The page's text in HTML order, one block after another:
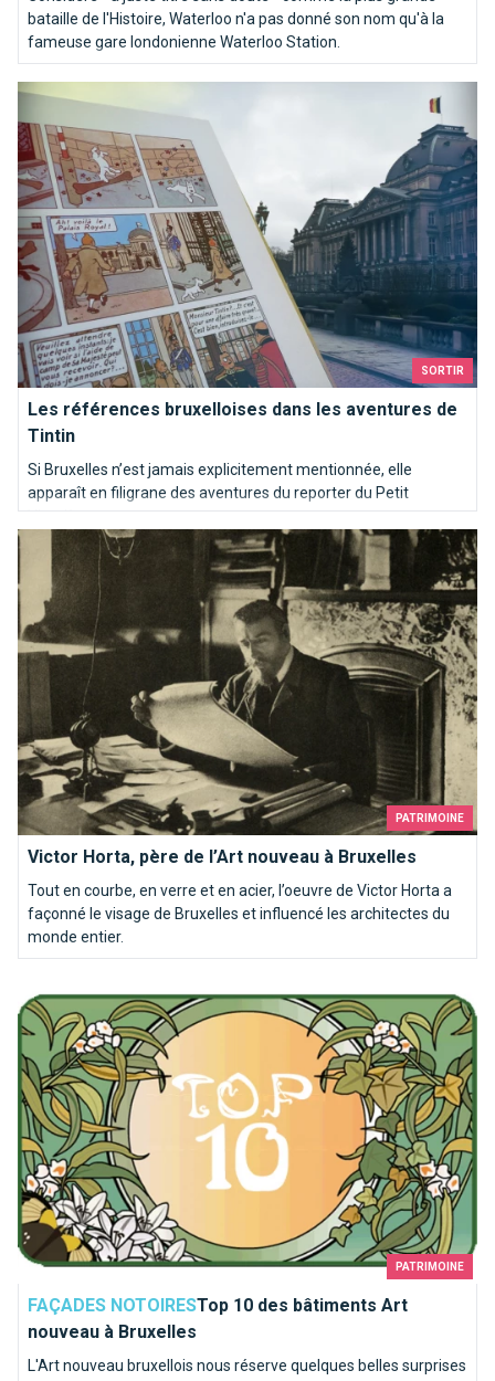
bataille de l'Histoire, Waterloo n'a pas donné son nom qu'à la
fameuse gare londonienne Waterloo Station.
SORTIR
Les références bruxelloises dans les aventures de
Tintin
Si Bruxelles n’est jamais explicitement mentionnée, elle
apparaît en filigrane des aventures du reporter du Petit
Vingtième.
Les références bruxelloises dans les aventures de Tintin
PATRIMOINE
Victor Horta, père de l’Art nouveau à Bruxelles
Tout en courbe, en verre et en acier, l’oeuvre de Victor Horta a
façonné le visage de Bruxelles et influencé les architectes du
monde entier.
Victor Horta, père de l’Art nouveau à Bruxelles
PATRIMOINE
FAÇADES NOTOIRESTop 10 des bâtiments Art
nouveau à Bruxelles
L'Art nouveau bruxellois nous réserve quelques belles surprises